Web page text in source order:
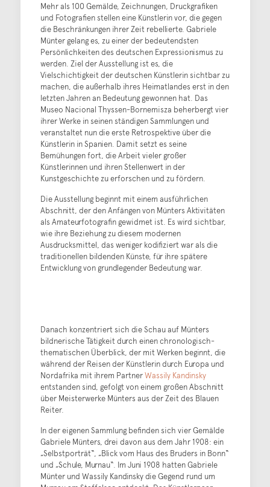
Mehr als 100 Gemälde, Zeichnungen, Druckgrafiken
und Fotografien stellen eine Künstlerin vor, die gegen
die Beschränkungen ihrer Zeit rebellierte. Gabriele
Münter gelang es, zu einer der bedeutendsten
Persönlichkeiten des deutschen Expressionismus zu
werden. Ziel der Ausstellung ist es, die
Vielschichtigkeit der deutschen Künstlerin sichtbar zu
machen, die außerhalb ihres Heimatlandes erst in den
letzten Jahren an Bedeutung gewonnen hat. Das
Museo Nacional Thyssen-Bornemisza beherbergt vier
ihrer Werke in seinen ständigen Sammlungen und
veranstaltet nun die erste Retrospektive über die
Künstlerin in Spanien. Damit setzt es seine
Bemühungen fort, die Arbeit vieler großer
Künstlerinnen und ihren Stellenwert in der
Kunstgeschichte zu erforschen und zu fördern.
Die Ausstellung beginnt mit einem ausführlichen
Abschnitt, der den Anfängen von Münters Aktivitäten
als Amateurfotografin gewidmet ist. Es wird sichtbar,
wie ihre Beziehung zu diesem modernen
Ausdrucksmittel, das weniger kodifiziert war als die
traditionellen bildenden Künste, für ihre spätere
Entwicklung von grundlegender Bedeutung war.
Danach konzentriert sich die Schau auf Münters
bildnerische Tätigkeit durch einen chronologisch-
thematischen Überblick, der mit Werken beginnt, die
während der Reisen der Künstlerin durch Europa und
Nordafrika mit ihrem PartnerWassily Kandinsky
entstanden sind, gefolgt von einem großen Abschnitt
über Meisterwerke Münters aus der Zeit des Blauen
Reiter.
In der eigenen Sammlung befinden sich vier Gemälde
Gabriele Münters, drei davon aus dem Jahr 1908: ein
„Selbstporträt“, „Blick vom Haus des Bruders in Bonn“
und „Schule, Murnau“. Im Juni 1908 hatten Gabriele
Münter und Wassily Kandinsky die Gegend rund um